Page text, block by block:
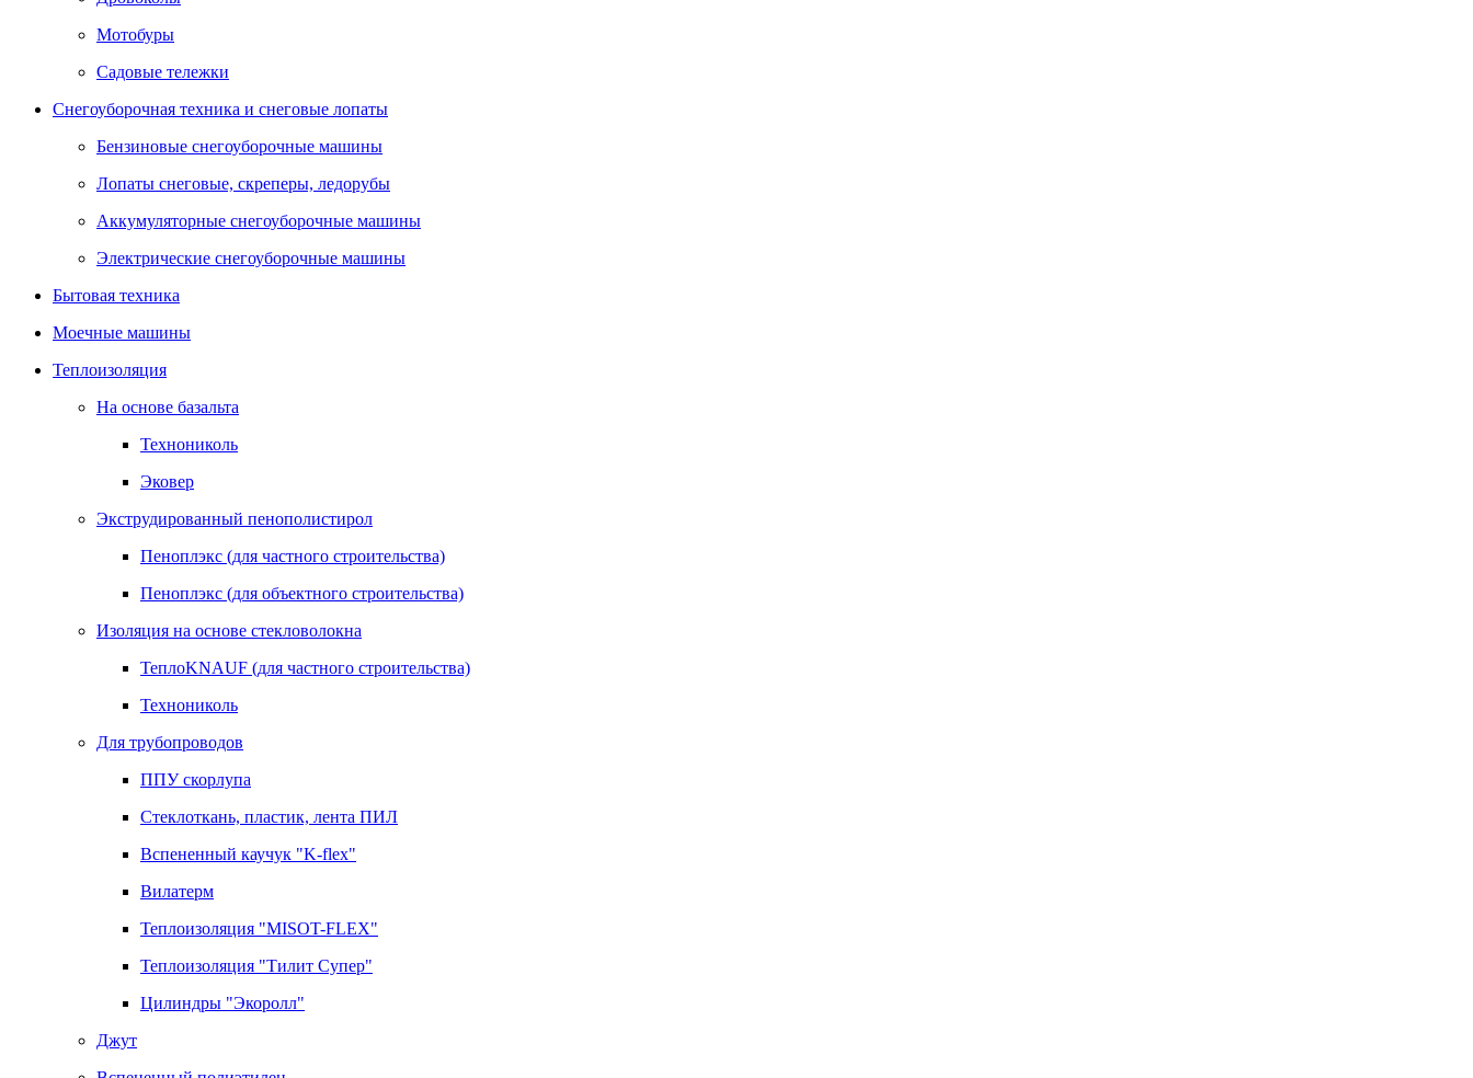
Мотобуры
Садовые тележки
Снегоуборочная техника и снеговые лопаты
Бензиновые снегоуборочные машины
Лопаты снеговые, скреперы, ледорубы
Аккумуляторные снегоуборочные машины
Электрические снегоуборочные машины
Бытовая техника
Моечные машины
Теплоизоляция
На основе базальта
Технониколь
Эковер
Экструдированный пенополистирол
Пеноплэкс (для частного строительства)
Пеноплэкс (для объектного строительства)
Изоляция на основе стекловолокна
ТеплоKNAUF (для частного строительства)
Технониколь
Для трубопроводов
ППУ скорлупа
Стеклоткань, пластик, лента ПИЛ
Вспененный каучук "K-flex"
Вилатерм
Теплоизоляция "MISOT-FLEX"
Теплоизоляция "Тилит Супер"
Цилиндры "Экоролл"
Джут